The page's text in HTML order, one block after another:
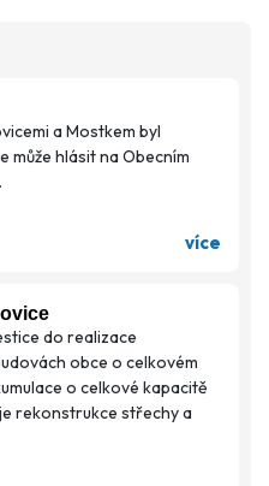
a Mostkem byl
může hlásit na Obecním
více
do realizace
obce o celkovém
o celkové kapacitě
rekonstrukce střechy a